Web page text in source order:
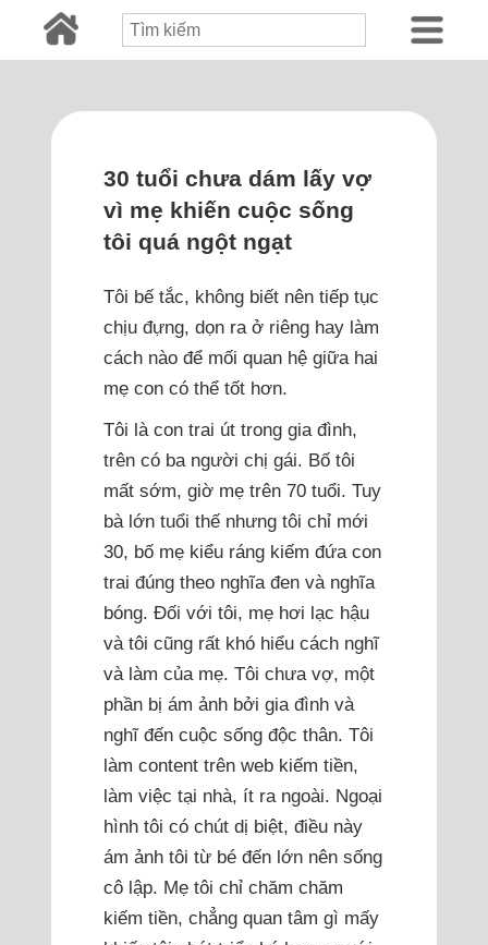
30 tuổi chưa dám lấy vợ
vì mẹ khiến cuộc sống
tôi quá ngột ngạt
Tôi bế tắc, không biết nên tiếp tục
chịu đựng, dọn ra ở riêng hay làm
cách nào để mối quan hệ giữa hai
mẹ con có thể tốt hơn.
Tôi là con trai út trong gia đình,
trên có ba người chị gái. Bố tôi
mất sớm, giờ mẹ trên 70 tuổi. Tuy
bà lớn tuổi thế nhưng tôi chỉ mới
30, bố mẹ kiểu ráng kiếm đứa con
trai đúng theo nghĩa đen và nghĩa
bóng. Đối với tôi, mẹ hơi lạc hậu
và tôi cũng rất khó hiểu cách nghĩ
và làm của mẹ. Tôi chưa vợ, một
phần bị ám ảnh bởi gia đình và
nghĩ đến cuộc sống độc thân. Tôi
làm content trên web kiếm tiền,
làm việc tại nhà, ít ra ngoài. Ngoại
hình tôi có chút dị biệt, điều này
ám ảnh tôi từ bé đến lớn nên sống
cô lập. Mẹ tôi chỉ chăm chăm
kiếm tiền, chẳng quan tâm gì mấy